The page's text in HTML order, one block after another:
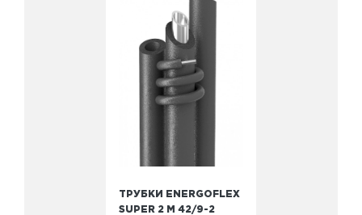
ТРУБКИ ENERGOFLEX
SUPER 2 М 42/9-2